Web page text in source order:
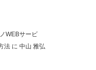
WEBサービ
法 に 中山 雅弘